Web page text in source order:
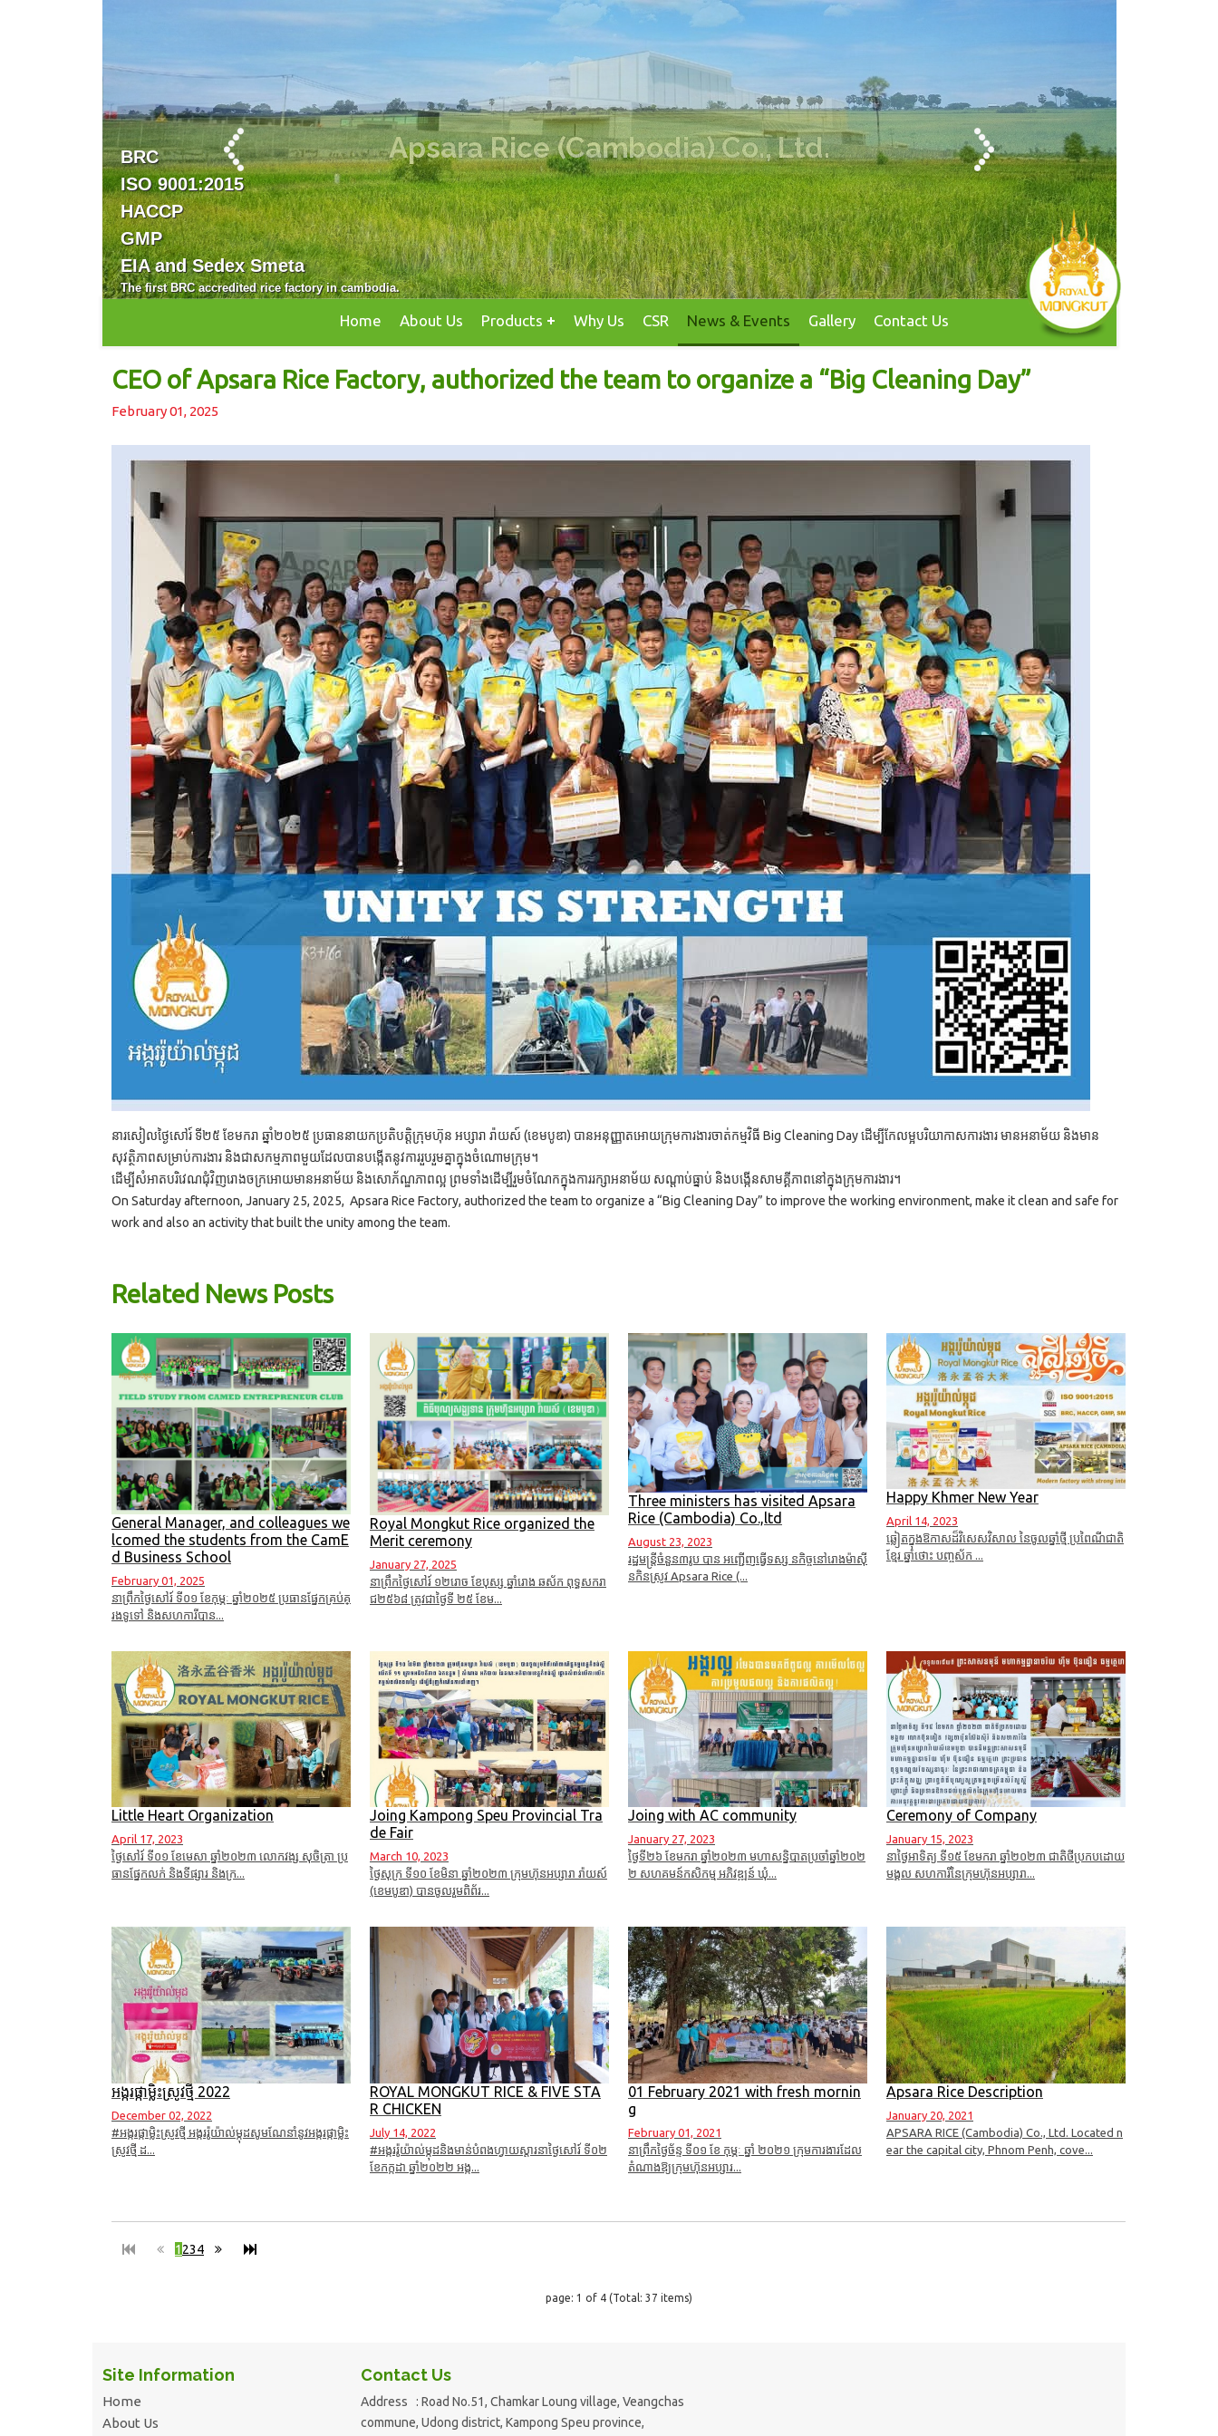
Survey for the New Crop Season
BRC
ISO 9001:2015
HACCP
GMP
EIA and Sedex Smeta
The first BRC accredited rice factory in cambodia.
Home About Us Products Why Us CSR News & Events Gallery Contact Us
CEO of Apsara Rice Factory, authorized the team to organize a “Big Cleaning Day”
February 01, 2025
នារសៀលថ្ងៃសៅរ៍ ទី២៥ ខែមករា​ ឆ្នាំ២០២៥ ប្រធាននាយកប្រតិបត្តិក្រុមហ៊ុន អប្សារា រ៉ាយស៍ (ខេមបូឌា)​ បានអនុញ្ញាតអោយក្រុមការងារចាត់កម្មវិធី Big Cleaning Day ដើម្បីកែលម្អបរិយាកាសការងារ មានអនាម័យ និងមាន
សុវត្ថិភាពសម្រាប់ការងារ និង​ជា​សកម្មភាព​មួយ​ដែល​បាន​បង្កើត​នូវ​ការ​រួបរួម​គ្នា​ក្នុង​ចំណោម​ក្រុម។
ដើម្បីសំអាតបរិវេណជុំវិញរោងចក្រអោយមានអនាម័យ និងសោភ័ណ្ឌភាពល្អ ព្រមទាំងដើម្បីរួមចំណែកក្នុងការរក្សាអនាម័យ សណ្តាប់ធ្នាប់ និងបង្កើនសាមគ្គីភាពនៅក្នុងក្រុមការងារ។
On Saturday afternoon, January 25, 2025, Apsara Rice Factory, authorized the team to organize a “Big Cleaning Day” to improve the working environment, make it clean and safe for
work and also an activity that built the unity among the team.
Related News Posts
General Manager, and colleagues we
lcomed the students from the CamE
d Business School
February 01, 2025
នាព្រឹកថ្ងៃសៅរ៍ ទី០១ ខែកុម្ភៈ​ ឆ្នាំ២០២៥ ប្រធានផ្នែកគ្រប់គ្
រងទូទៅ និងសហការីបាន...
Royal Mongkut Rice organized the
Merit ceremony
January 27, 2025
នាព្រឹកថ្ងៃសៅរ៍ ១២​រោច ខែបុស្ស ឆ្នាំរោង ឆស័ក ពុទ្ធសករា
ជ២៥៦៨ ត្រូវជាថ្ងៃទី ២៥ ខែម...
Three ministers has visited Apsara
Rice (Cambodia) Co.,ltd
August 23, 2023
រដ្ឋមន្ត្រីចំនួន៣រូប បាន អញ្ជើញធ្វើទស្ស នកិច្ចនៅរោងម៉ាស៊ី
នកិនស្រូវ Apsara Rice (...
Happy Khmer New Year
April 14, 2023
ឆ្លៀតក្នុងឱកាសដ៏វិសេសវិសាល នៃចូលឆ្នាំថ្មី ប្រពៃណីជាតិ
ខ្មែរ ឆ្នាំថោះ បញ្ចស័ក ...
Little Heart Organization
April 17, 2023
ថ្ងៃសៅរ៍ ទី០១ ខែមេសា ឆ្នាំ២០២៣ លោកវង្ស សុចិត្រា ប្រ
ធានផ្នែកលក់ និងទីផ្សារ និងក្រ...
Joing Kampong Speu Provincial Tra
de Fair
March 10, 2023
ថ្ងៃសុក្រ ទី១០ ខែមិនា ឆ្នាំ២០២៣ ក្រុមហ៊ុនអប្សារា រ៉ាយស៍
(ខេមបូឌា) បានចូលរួមពិព័រ...
Joing with AC community
January 27, 2023
ថ្ងៃទី២៦ ខែមករា ឆ្នាំ២០២៣ មហាសន្និបាតប្រចាំឆ្នាំ២០២
២ សហគមន៍កសិកម្ម អភិវឌ្ឍន៍ ឃុំ...
Ceremony of Company
January 15, 2023
នាថ្ងៃអាទិត្យ ទី១៥ ខែមករា ឆ្នាំ២០២៣ ជាតិថីប្រកបដោយ
មង្គល សហការីនៃក្រុមហ៊ុនអប្សារា...
អង្ករផ្កាម្លិះស្រូវថ្មី 2022
December 02, 2022
#អង្ករផ្កាម្លិះស្រូវថ្មី អង្កររ៉ូយ៉ាល់ម្កុដសូមណែនាំនូវអង្ករផ្កាម្លិះ
ស្រូវថ្មី ដ...
ROYAL MONGKUT RICE & FIVE STA
R CHICKEN
July 14, 2022
#អង្កររ៉ូយ៉ាល់ម្កុដនិងមាន់បំពងហ្វាយស្តារនាថ្ងៃសៅរ៍ ទី០២
ខែកក្កដា ឆ្នាំ២០២២​ អង្ក...
01 February 2021 with fresh mornin
g
February 01, 2021
នាព្រឹកថ្ងៃច័ន្ទ ទី០១ ខែ កុម្ភៈ ឆ្នាំ ២០២១ ក្រុមការងារដែល
តំណាងឱ្យក្រុមហ៊ុនអប្សារ...
Apsara Rice Description
January 20, 2021
APSARA RICE (Cambodia) Co., Ltd. Located n
ear the capital city, Phnom Penh, cove...
1 234
page: 1 of 4 (Total: 37 items)
Site Information
Home
About Us
Contact Us
Address : Road No.51, Chamkar Loung village, Veangchas
commune, Udong district, Kampong Speu province,